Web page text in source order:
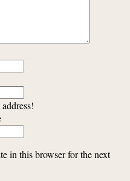
in this browser for the next